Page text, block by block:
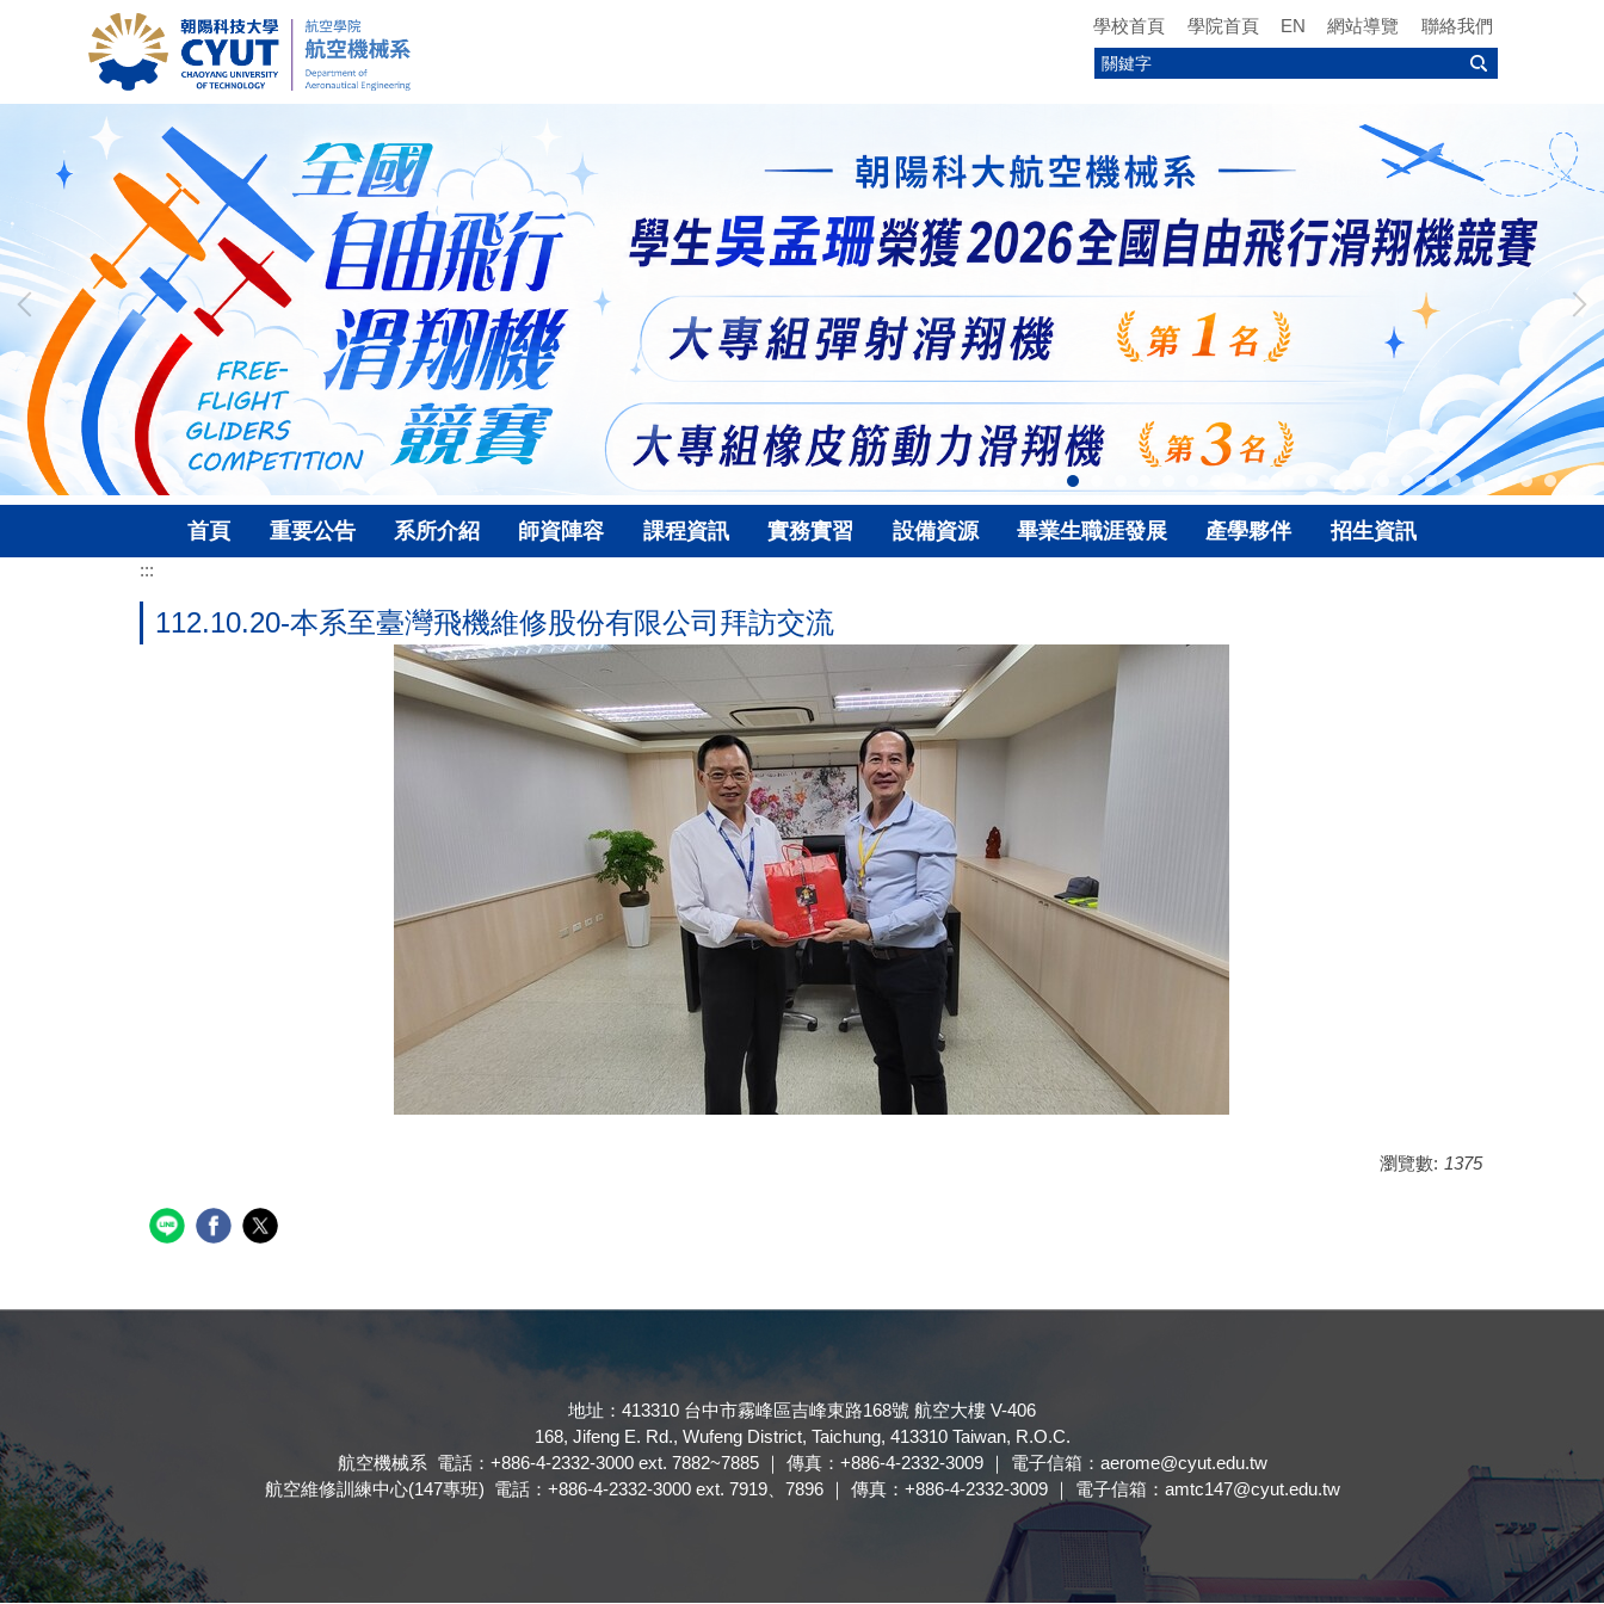
學校首頁 學院首頁 EN 網站導覽 聯絡我們
首頁 重要公告 系所介紹 師資陣容 課程資訊 實務實習 設備資源 畢業生職涯發展 產學夥伴 招生資訊
:::
112.10.20-本系至臺灣飛機維修股份有限公司拜訪交流
瀏覽數: 1375
地址：413310 台中市霧峰區吉峰東路168號 航空大樓 V-406
168, Jifeng E. Rd., Wufeng District, Taichung, 413310 Taiwan, R.O.C.
航空機械系 電話：+886-4-2332-3000 ext. 7882~7885 ｜ 傳真：+886-4-2332-3009 ｜ 電子信箱：aerome@cyut.edu.tw
航空維修訓練中心(147專班) 電話：+886-4-2332-3000 ext. 7919、7896 ｜ 傳真：+886-4-2332-3009 ｜ 電子信箱：amtc147@cyut.edu.tw